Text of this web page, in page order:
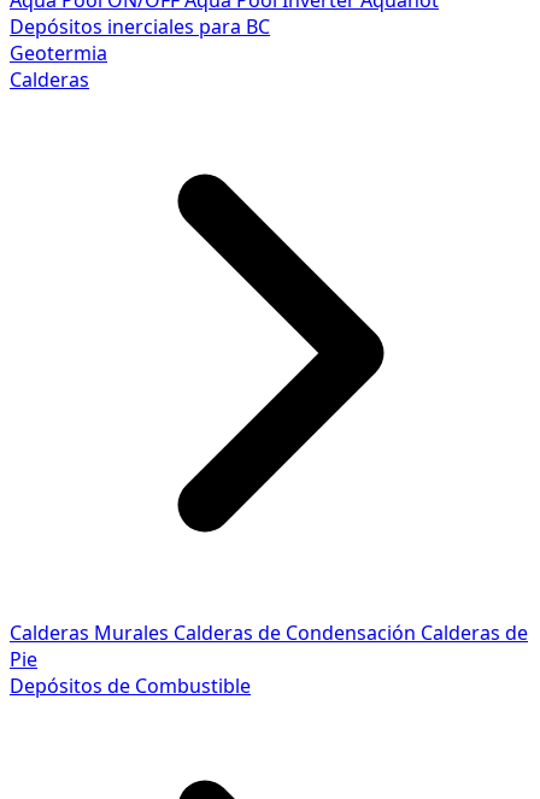
Depósitos inerciales para BC
Geotermia
Calderas
Calderas Murales Calderas de Condensación Calderas de
Pie
Depósitos de Combustible